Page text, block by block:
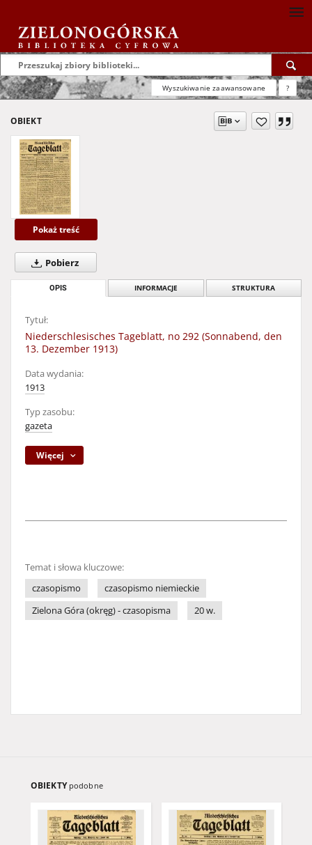
Wyszukiwanie zaawansowane ?
OBIEKT
Pokaż treść
Pobierz
OPIS INFORMACJE STRUKTURA
Tytuł:
Niederschlesisches Tageblatt, no 292 (Sonnabend, den
13. Dezember 1913)
Data wydania:
1913
Typ zasobu:
gazeta
Więcej
Temat i słowa kluczowe:
czasopismo
czasopismo niemieckie
Zielona Góra (okręg) - czasopisma
20 w.
OBIEKTY podobne